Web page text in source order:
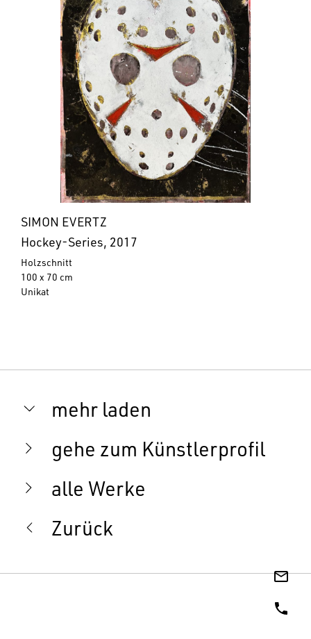
SIMON EVERTZ
Hockey-Series, 2017
Holzschnitt
100 x 70 cm
Unikat
mehr laden
gehe zum Künstlerprofil
alle Werke
Zurück